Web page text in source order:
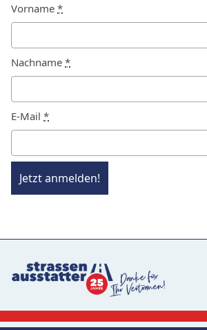
Vorname *
Nachname *
E-Mail *
Jetzt anmelden!